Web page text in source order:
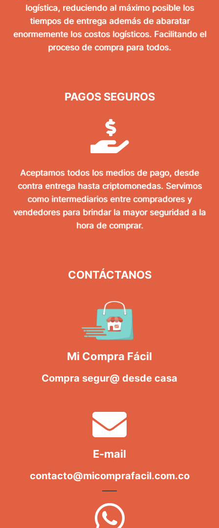
logística, reduciendo al máximo posible los
tiempos de entrega además de abaratar
enormemente los costos logísticos. Facilitando el
proceso de compra para todos.
PAGOS SEGUROS
Aceptamos todos los medios de pago, desde
contra entrega hasta criptomonedas. Servimos
como intermediarios entre compradores y
vendedores para brindar la mayor seguridad a la
hora de comprar.
CONTÁCTANOS
Mi Compra Fácil
Compra segur@ desde casa
E-mail
contacto@micomprafacil.com.co